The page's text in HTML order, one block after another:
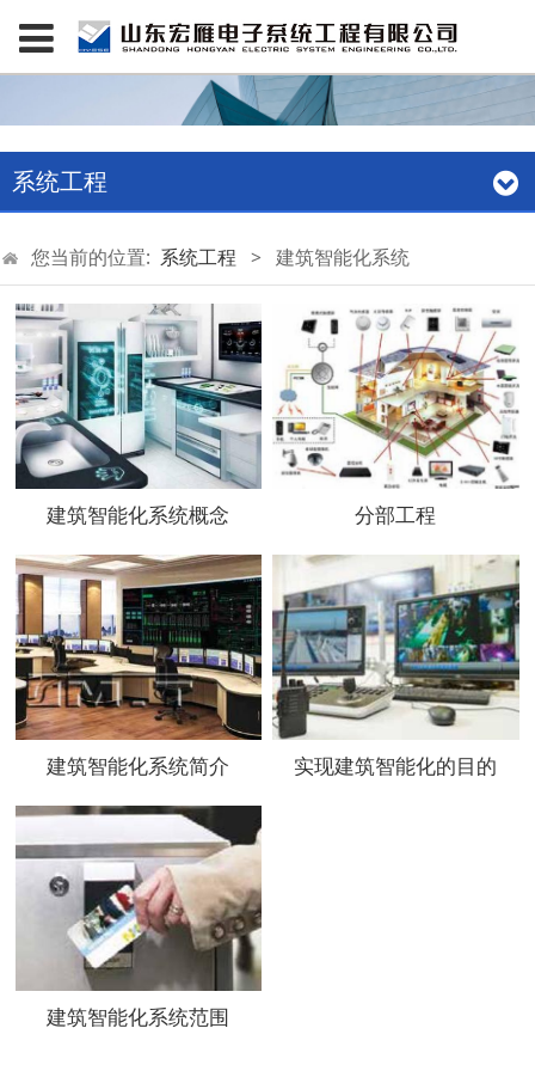
系统工程
您当前的位置: 系统工程 > 建筑智能化系统
建筑智能化系统概念 分部工程
建筑智能化系统简介 实现建筑智能化的目的
建筑智能化系统范围